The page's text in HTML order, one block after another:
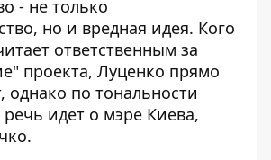
- не только
но и вредная идея. Кого
ответственным за
проекта, Луценко прямо
однако по тональности
идет о мэре Киева,